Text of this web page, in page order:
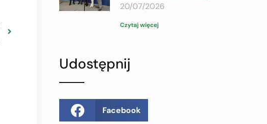
20/07/2026
Czytaj więcej
Udostępnij
Facebook